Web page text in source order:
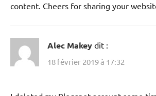
content. Cheers for sharing your
Alec Makey dit :
18 février 2019 à 17:32